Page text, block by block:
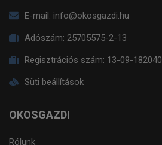
E-mail: info@okosgazdi.hu
Adószám: 25705575-2-13
Regisztrációs szám: 13-09-182040
Süti beállítások
OKOSGAZDI
Rólunk